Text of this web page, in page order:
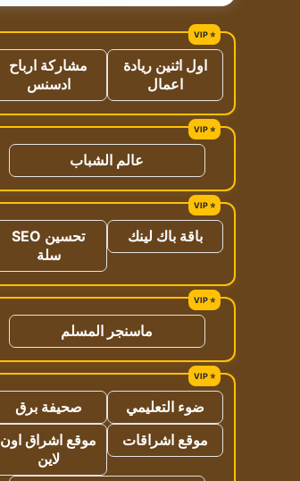
اول اثنين ريادة
اعمال
مشاركة ارباح
ادسنس
عالم الشباب
باقة باك لينك
تحسين SEO
سلة
ماسنجر المسلم
ضوء التعليمي
صحيفة برق
موقع اشراقات
موقع اشراق اون
لاين